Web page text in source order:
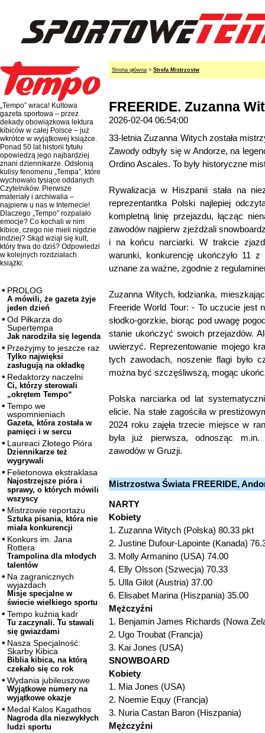
„Tempo” wraca! Kultowa
gazeta sportowa – przez
dekady obowiązkowa lektura
kibiców w całej Polsce – już
wkrótce w wyjątkowej książce.
Ponad 50 lat historii tytułu
opowiedzą jego najbardziej
znani dziennikarze. Odsłonią
kulisy fenomenu „Tempa”, które
wychowało tysiące oddanych
Czytelników. Pierwsze
materiały i archiwalia –
najpierw u nas w Internecie!
Dlaczego „Tempo” rozpalało
emocje? Co kochali w nim
kibice, czego nie mieli nigdzie
indziej? Skąd wziął się kult,
który trwa do dziś? Odpowiedzi
w kolejnych rozdziałach
książki:
PROLOG
A mówili, że gazeta żyje
jeden dzień
Od Piłkarza do
Supertempa
Jak narodziła się legenda
Przeżyjmy to jeszcze raz
Tylko najwięksi
zasługują na okładkę
Redaktorzy naczelni
Ci, którzy sterowali
„okrętem Tempo“
Tempo we
wspomnieniach
Gazeta, która została w
pamięci i w sercu
Laureaci Złotego Pióra
Dziennikarze też
wygrywali
Felietonowa ekstraklasa
Najostrzejsze pióra i
sprawy, o których mówili
wszyscy
Mistrzowie reportażu
Sztuka pisania, która nie
miała konkurencji
Konkurs im. Jana
Rottera
Trampolina dla młodych
talentów
Na zagranicznych
wyjazdach
Misje specjalne w
świecie wielkiego sportu
Tempo kuźnią kadr
Tu zaczynali. Tu stawali
się gwiazdami
Nasza Specjalność:
Skarby Kibica
Biblia kibica, na którą
czekało się co rok
Wydania jubileuszowe
Wyjątkowe numery na
wyjątkowe okazje
Medal Kalos Kagathos
Nagroda dla niezwykłych
ludzi sportu
Strona główna > Strefa Mistrzostw
FREERIDE. Zuzanna
2026-02-04 06:54:00
33-letnia Zuzanna Witych została
Zawody odbyły się w Andorze, na
Ordino Ascales. To były historyczne
Rywalizacja w Hiszpanii stała na
reprezentantka Polski najlepiej
kompletną linię przejazdu, łącząc
zawodów najpierw zjeżdżali
i na końcu narciarki. W trakcie
warunki, konkurencję ukończyło 11
uznane za ważne, zgodnie z
Zuzanna Witych, łodzianka,
Freeride World Tour: - To uczucie jest
słodko-gorzkie, biorąc pod uwagę
stanie ukończyć swoich przejazdów.
uwierzyć. Reprezentowanie mojego
tych zawodach, noszenie flagi było
można być szczęśliwszą, mogąc
Polska narciarka od lat
elicie. Na stałe zagościła w
2024 roku zajęła trzecie miejsce w
była już pierwsza, odnosząc m.in.
zawodów w Gruzji.
Mistrzostwa Świata FREERIDE,
NARTY
Kobiety
1. Zuzanna Witych (Polska) 80.33 pkt
2. Justine Dufour-Lapointe (Kanada)
3. Molly Armanino (USA) 74.00
4. Elly Olsson (Szwecja) 70.33
5. Ulla Gilot (Austria) 37.00
6. Elisabet Marina (Hiszpania) 35.00
Mężczyźni
1. Benjamin James Richards (Nowa
2. Ugo Troubat (Francja)
3. Kai Jones (USA)
SNOWBOARD
Kobiety
1. Mia Jones (USA)
2. Noemie Equy (Francja)
3. Nuria Castan Baron (Hiszpania)
Mężczyźni